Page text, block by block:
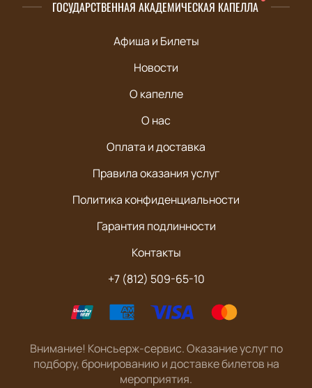
ГОСУДАРСТВЕННАЯ АКАДЕМИЧЕСКАЯ КАПЕЛЛА
Афиша и Билеты
Новости
О капелле
О нас
Оплата и доставка
Правила оказания услуг
Политика конфиденциальности
Гарантия подлинности
Контакты
+7 (812) 509-65-10
Внимание! Консьерж-сервис. Оказание услуг по
подбору, бронированию и доставке билетов на
мероприятия.